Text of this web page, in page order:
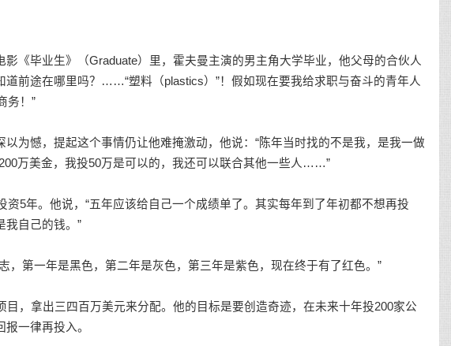
毕业生》（Graduate）里，霍夫曼主演的男主角大学毕业，他父母的合伙人
道前途在哪里吗？……“塑料（plastics）”！假如现在要我给求职与奋斗的青年人
务！”
憾，提起这个事情仍让他难掩激动，他说：“陈年当时找的不是我，是我一做
万美金，我投50万是可以的，我还可以联合其他一些人……”
5年。他说，“五年应该给自己一个成绩单了。其实每年到了年初都不想再投
我自己的钱。”
第一年是黑色，第二年是灰色，第三年是紫色，现在终于有了红色。”
，拿出三四百万美元来分配。他的目标是要创造奇迹，在未来十年投200家公
一律再投入。